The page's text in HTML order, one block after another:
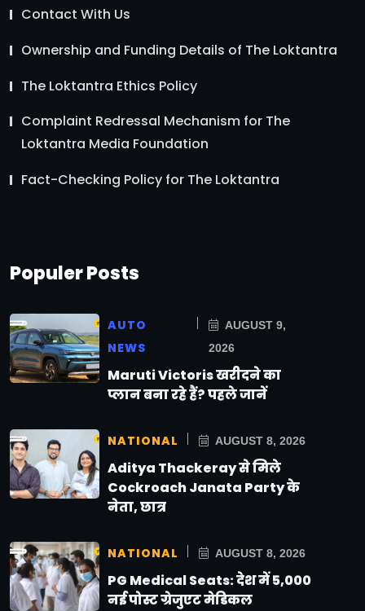
Contact With Us
Ownership and Funding Details of The Loktantra
The Loktantra Ethics Policy
Complaint Redressal Mechanism for The
Loktantra Media Foundation
Fact-Checking Policy for The Loktantra
Populer Posts
AUTO
NEWS
AUGUST 9,
2026
Maruti Victoris खरीदने का
प्लान बना रहे हैं? पहले जानें
NATIONAL AUGUST 8, 2026
Aditya Thackeray से मिले
Cockroach Janata Party के
नेता, छात्र
NATIONAL AUGUST 8, 2026
PG Medical Seats: देश में 5,000
नई पोस्ट ग्रेजुएट मेडिकल